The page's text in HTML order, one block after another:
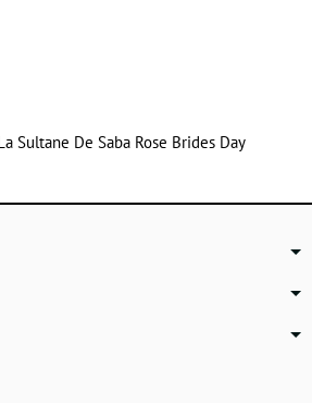
Sultane De Saba Rose Brides Day